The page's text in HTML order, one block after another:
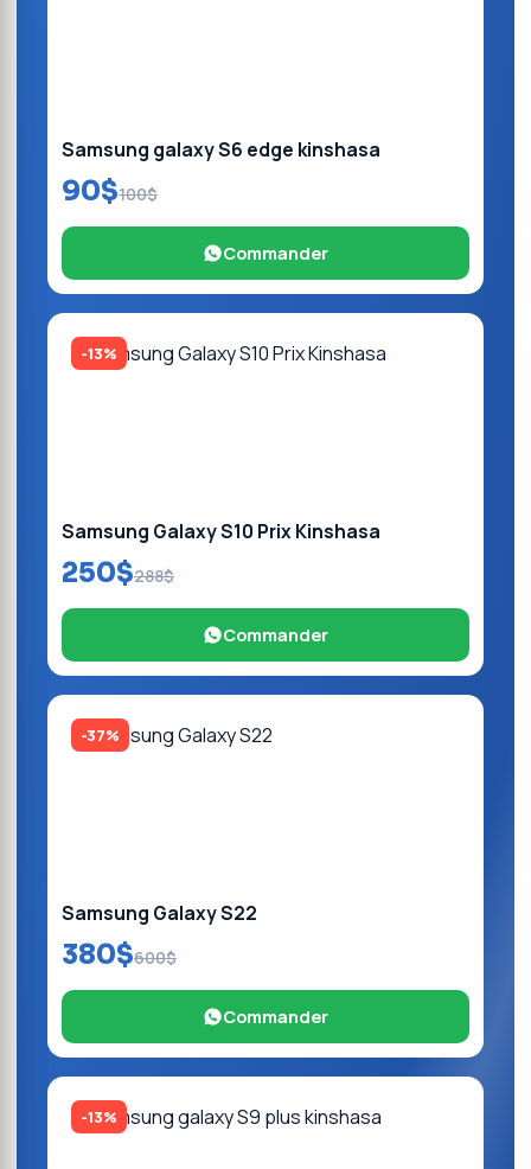
Samsung galaxy S6 edge kinshasa
90$100$
Commander
-13%
Samsung Galaxy S10 Prix Kinshasa
250$288$
Commander
-37%
Samsung Galaxy S22
380$600$
Commander
-13%